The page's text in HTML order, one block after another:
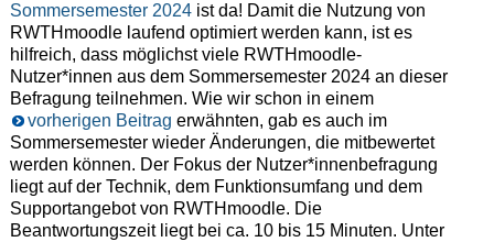
Sommersemester 2024ist da! Damit die Nutzung von
RWTHmoodle laufend optimiert werden kann, ist es
hilfreich, dass möglichst viele RWTHmoodle-
Nutzer*innen aus dem Sommersemester 2024 an dieser
Befragung teilnehmen. Wie wir schon in einem
vorherigen Beitrag erwähnten, gab es auch im
Sommersemester wieder Änderungen, die mitbewertet
werden können. Der Fokus der Nutzer*innenbefragung
liegt auf der Technik, dem Funktionsumfang und dem
Supportangebot von RWTHmoodle. Die
Beantwortungszeit liegt bei ca. 10 bis 15 Minuten. Unter